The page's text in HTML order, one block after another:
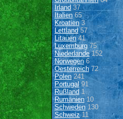
Irland 37
Italien65
Kroatien3
Lettland57
Litauen41
Luxemburg 75
Niederlande152
Norwegen6
Oesterreich72
Polen 241
Portugal91
Rußland 1
Rumänien10
Schweden 130
Schweiz11